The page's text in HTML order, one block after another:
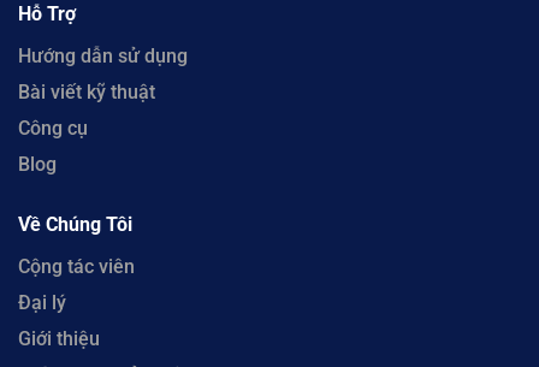
Hỗ Trợ
Hướng dẫn sử dụng
Bài viết kỹ thuật
Công cụ
Blog
Về Chúng Tôi
Cộng tác viên
Đại lý
Giới thiệu